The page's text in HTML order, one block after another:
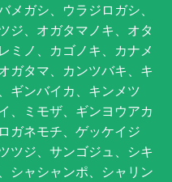
ガシ、ウラジロガシ、
ジ、オガタマノキ、オタ
ミノ、カゴノキ、カナメ
ガタマ、カンツバキ、キ
ギンバイカ、キンメツ
、ミモザ、ギンヨウアカ
ガネモチ、ゲッケイジ
ツジ、サンゴジュ、シキ
シャシャンポ、シャリン